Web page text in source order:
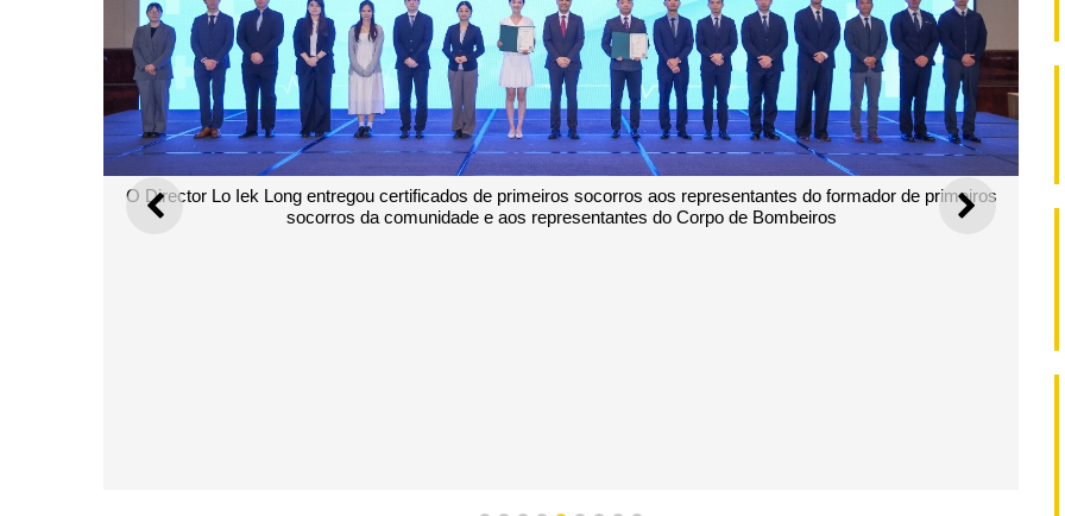
ANTERIOR
O Director Lo Iek Long entregou certificados de primeiros socorros aos representantes do formador de primeiros
socorros da comunidade e aos representantes do Corpo de Bombeiros